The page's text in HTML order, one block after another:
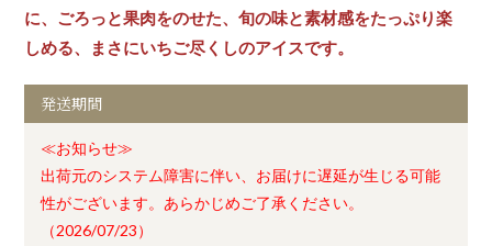
に、ごろっと果肉をのせた、旬の味と素材感をたっぷり楽
しめる、まさにいちご尽くしのアイスです。
発送期間
≪お知らせ≫
出荷元のシステム障害に伴い、お届けに遅延が生じる可能
性がございます。あらかじめご了承ください。
（2026/07/23）